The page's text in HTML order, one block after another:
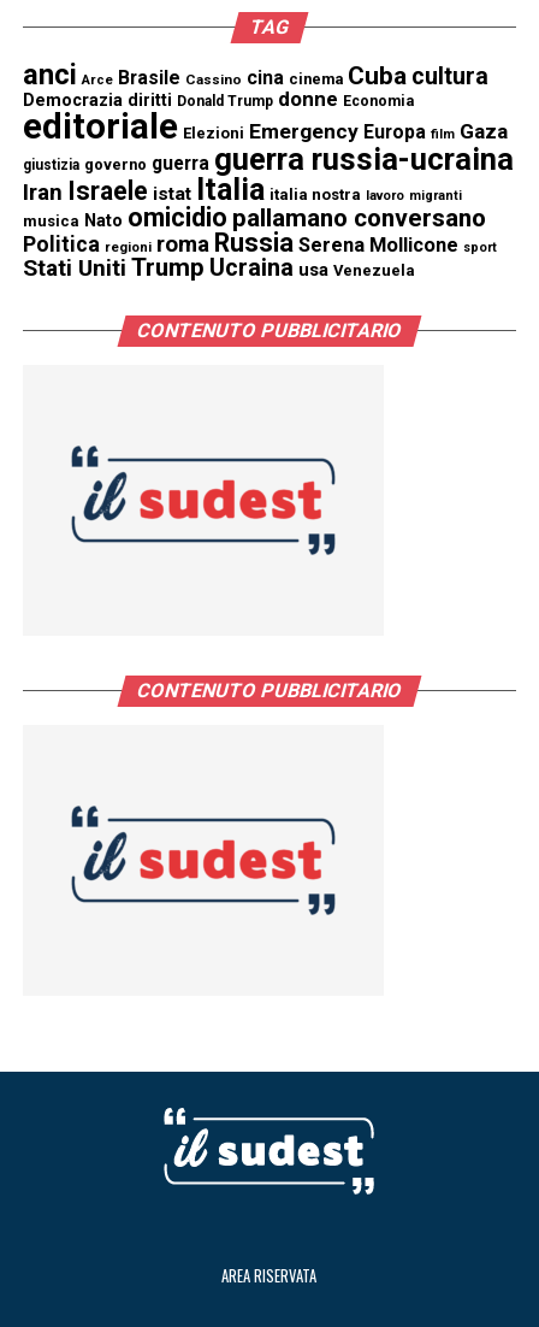
TAG
anci Arce Brasile Cassino cina cinema Cuba cultura
Democrazia diritti Donald Trump donne Economia
editoriale Elezioni Emergency Europa film Gaza
giustizia governo guerra guerra russia-ucraina
Iran Israele istat Italia italia nostra lavoro migranti
musica Nato omicidio pallamano conversano
Politica regioni roma Russia Serena Mollicone sport
Stati Uniti Trump Ucraina usa Venezuela
CONTENUTO PUBBLICITARIO
CONTENUTO PUBBLICITARIO
AREA RISERVATA